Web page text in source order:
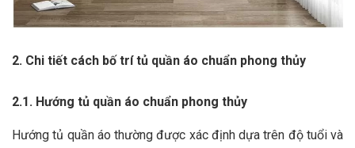
2. Chi tiết cách bố trí tủ quần áo chuẩn phong thủy
2.1. Hướng tủ quần áo chuẩn phong thủy
Hướng tủ quần áo thường được xác định dựa trên độ tuổi và